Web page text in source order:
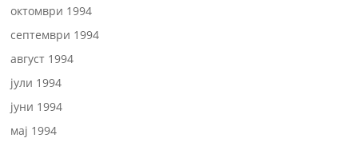
октомври 1994
септември 1994
август 1994
јули 1994
јуни 1994
мај 1994